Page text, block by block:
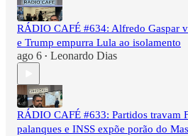
RÁDIO CAFÉ #634: Alfredo Gaspar
e Trump empurra Lula ao isolamento
ago 6 • Leonardo Dias
RÁDIO CAFÉ #633: Partidos travam
palanques e INSS expõe porão do